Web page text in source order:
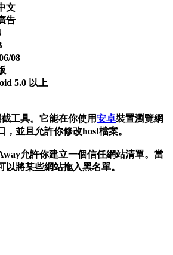
文
告
08
5.0 以上
工具。它能在你使用安卓裝置瀏覽網
並且允許你修改host檔案。
允許你建立一個信任網站清單。當
將某些網站拖入黑名單。